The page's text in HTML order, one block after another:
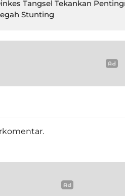
Tangsel Tekankan
Stunting